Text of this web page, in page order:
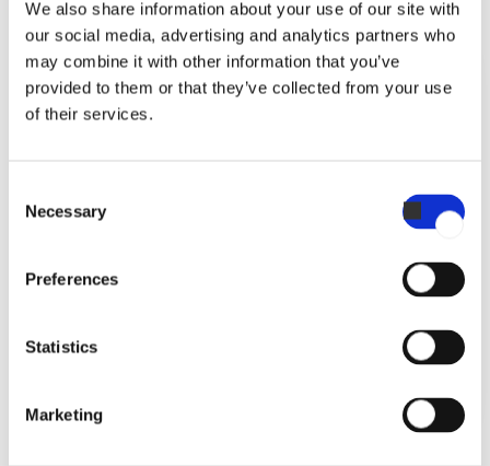
We also share information about your use of our site with
our social media, advertising and analytics partners who
may combine it with other information that you’ve
provided to them or that they’ve collected from your use
of their services.
Selection
Necessary
Preferences
Statistics
Marketing